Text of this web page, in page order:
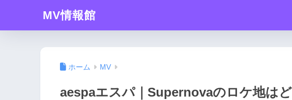
MV情報館
ホーム MV
aespaエスパ｜Supernovaのロケ地は